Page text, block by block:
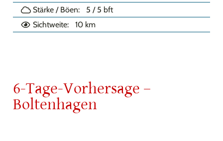
Stärke / Böen:
5 / 5 bft
Sichtweite:
10 km
6-Tage-Vorhersage –
Boltenhagen